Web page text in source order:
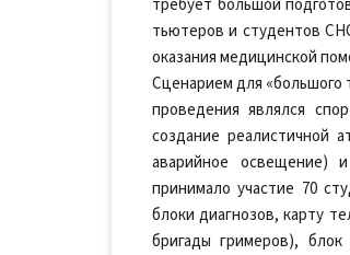
требует большой
тьютеров и студентов
оказания медицинской
Сценарием для «большого
проведения являлся
создание реалистичной
аварийное освещение)
принимало участие 70
блоки диагнозов, карту
бригады гримеров),